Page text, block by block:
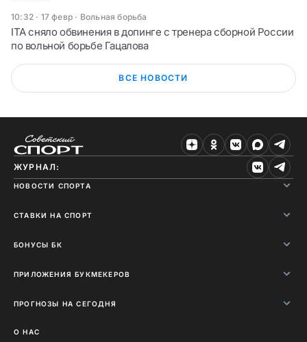
10:32 · 17 февр · Вольная борьба
ITA сняло обвинения в допинге с тренера сборной России
по вольной борьбе Гацалова
ВСЕ НОВОСТИ
ЖУРНАЛ:
НОВОСТИ СПОРТА
СТАВКИ НА СПОРТ
БОНУСЫ БК
ПРИЛОЖЕНИЯ БУКМЕКЕРОВ
ПРОГНОЗЫ НА СЕГОДНЯ
О НАС